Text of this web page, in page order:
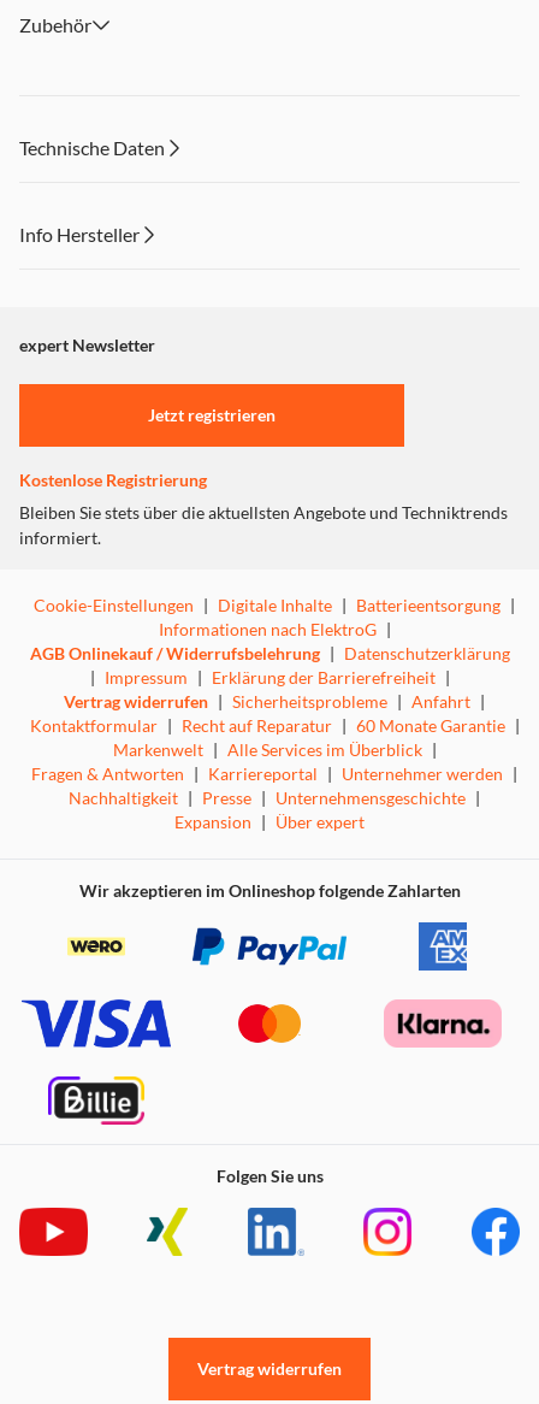
Zubehör
Technische Daten
Info Hersteller
"Marketing".
Einstellungen anpassen
expert Newsletter
Jetzt registrieren
Kostenlose Registrierung
Bleiben Sie stets über die aktuellsten Angebote und Techniktrends
informiert.
Cookie-Einstellungen | Digitale Inhalte | Batterieentsorgung |
Informationen nach ElektroG |
AGB Onlinekauf / Widerrufsbelehrung | Datenschutzerklärung
| Impressum | Erklärung der Barrierefreiheit |
Vertrag widerrufen | Sicherheitsprobleme | Anfahrt |
Kontaktformular | Recht auf Reparatur | 60 Monate Garantie |
Markenwelt | Alle Services im Überblick |
Fragen & Antworten | Karriereportal | Unternehmer werden |
Nachhaltigkeit | Presse | Unternehmensgeschichte |
Expansion | Über expert
Wir akzeptieren im Onlineshop folgende Zahlarten
Folgen Sie uns
Vertrag widerrufen